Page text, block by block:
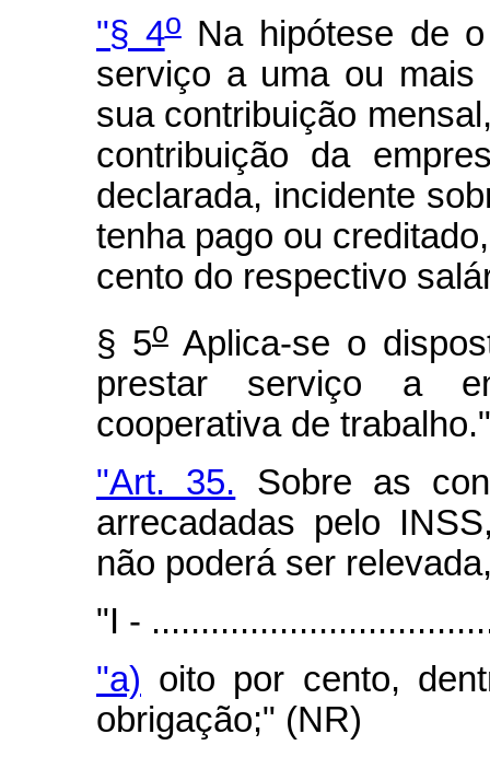
"§ 4oNa hipótese de o
serviço a uma ou mais
sua contribuição
contribuição da
declarada, incidente
tenha pago ou
cento do respectivo
§ 5oAplica-se o
prestar serviço a
cooperativa de trabalho."
"Art. 35. Sobre as
arrecadadas pelo
não poderá ser
"I -
"a) oito por cento,
obrigação;" (NR)